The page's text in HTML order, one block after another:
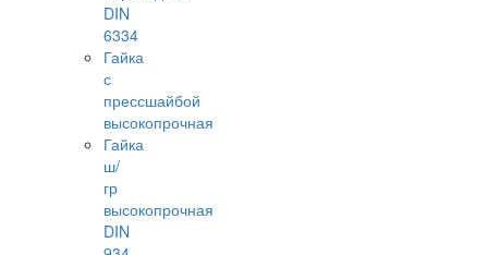
DIN
6334
Гайка
с
прессшайбой
высокопрочная
Гайка
ш/
гр
высокопрочная
DIN